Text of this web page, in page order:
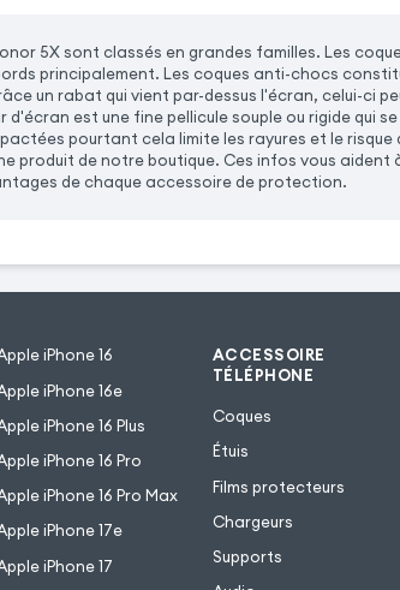
5X sont classés en grandes familles. Les
principalement. Les coques anti-chocs
un rabat qui vient par-dessus l'écran, celui-ci
est une fine pellicule souple ou rigide qui
pourtant cela limite les rayures et le risque
produit de notre boutique. Ces infos vous
de chaque accessoire de protection.
iPhone 16
iPhone 16e
iPhone 16 Plus
iPhone 16 Pro
iPhone 16 Pro Max
iPhone 17e
iPhone 17
ACCESSOIRE
TÉLÉPHONE
Coques
Étuis
Films protecteurs
Chargeurs
Supports